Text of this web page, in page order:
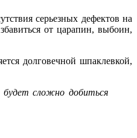
серьезных дефектов на
от царапин, выбоин,
долговечной шпаклевкой,
сложно добиться